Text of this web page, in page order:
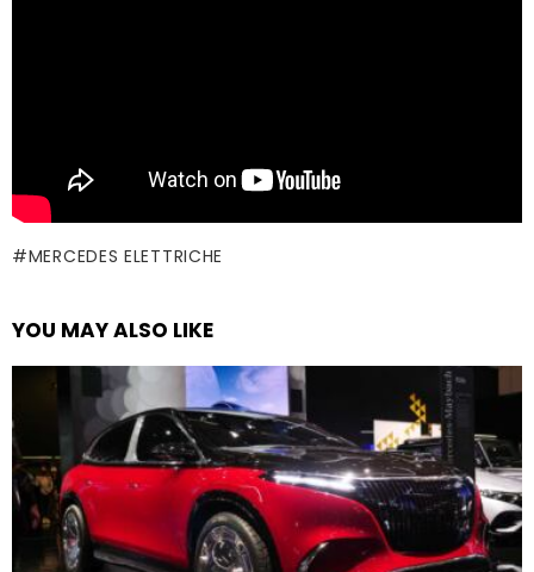
MERCEDES ELETTRICHE
YOU MAY ALSO LIKE